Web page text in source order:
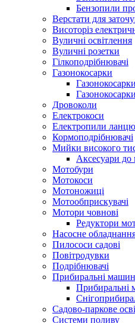
Бензопили
Верстати для
Висоторіз
Вуличні освітлення
Вуличні розетки
Гілкоподрібнювачі
Газонокосарки
Дровоколи
Електрокоси
Електропили
Кормоподрібнювачі
Мийки високого
Аксесуари
Мотобури
Мотокоси
Мотоножиці
Мотообприскувачі
Мотори човнові
Редуктори
Насосне
Пилососи садові
Повітродувки
Подрібнювачі
Прибиральні
Прибиральні
Садово-паркове
Системи поливу